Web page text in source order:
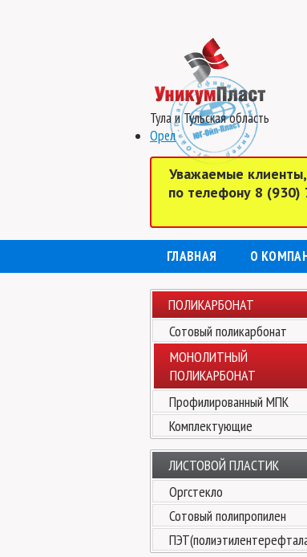
Тула и Тульская область
Орел
Уважаемые
по телефону 8
ГЛАВНАЯ О
ПОЛИКАРБОНАТ
Сотовый поликарбонат
МОНОЛИТНЫЙ
ПОЛИКАРБОНАТ
Профилированный МПК
Комплектующие
ЛИСТОВОЙ ПЛАСТИК
Оргстекло
Сотовый полипропилен